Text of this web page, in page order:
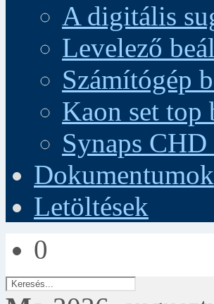
A digitális
Levelező
Számítógép
Kaon set top
Synaps
Dokumentumok
Letöltések
0